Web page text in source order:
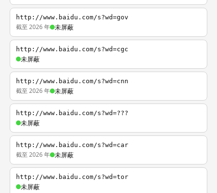
http://www.baidu.com/s?wd=gov
截至 2026 年 未屏蔽
http://www.baidu.com/s?wd=cgc
未屏蔽
http://www.baidu.com/s?wd=cnn
截至 2026 年 未屏蔽
http://www.baidu.com/s?wd=???
未屏蔽
http://www.baidu.com/s?wd=car
截至 2026 年 未屏蔽
http://www.baidu.com/s?wd=tor
未屏蔽